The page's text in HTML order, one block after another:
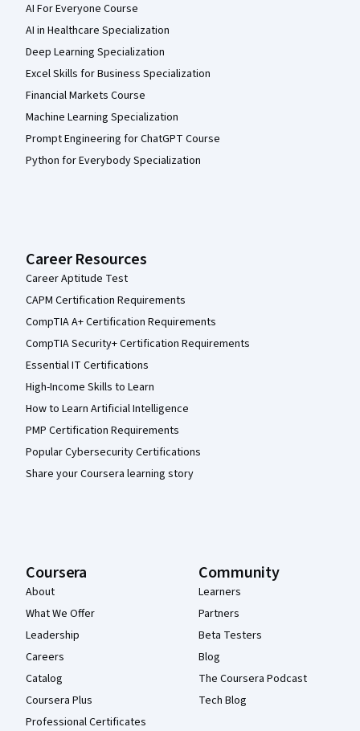
AI For Everyone Course
AI in Healthcare Specialization
Deep Learning Specialization
Excel Skills for Business Specialization
Financial Markets Course
Machine Learning Specialization
Prompt Engineering for ChatGPT Course
Python for Everybody Specialization
Career Resources
Career Aptitude Test
CAPM Certification Requirements
CompTIA A+ Certification Requirements
CompTIA Security+ Certification Requirements
Essential IT Certifications
High-Income Skills to Learn
How to Learn Artificial Intelligence
PMP Certification Requirements
Popular Cybersecurity Certifications
Share your Coursera learning story
Coursera
About
What We Offer
Leadership
Careers
Catalog
Coursera Plus
Professional Certificates
Community
Learners
Partners
Beta Testers
Blog
The Coursera Podcast
Tech Blog